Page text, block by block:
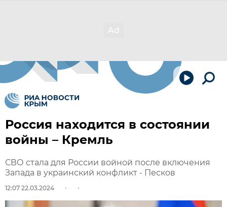
Россия находится в состоянии
войны – Кремль
СВО стала для России войной после включения
Запада в украинский конфликт - Песков
12:07 22.03.2024